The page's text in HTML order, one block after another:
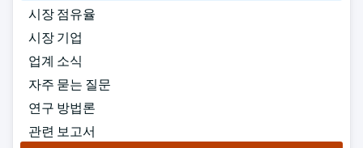
시장 점유율
시장 기업
업계 소식
자주 묻는 질문
연구 방법론
관련 보고서